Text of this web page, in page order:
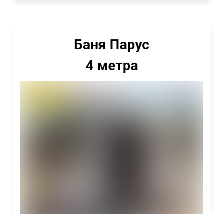
Баня Парус
4 метра